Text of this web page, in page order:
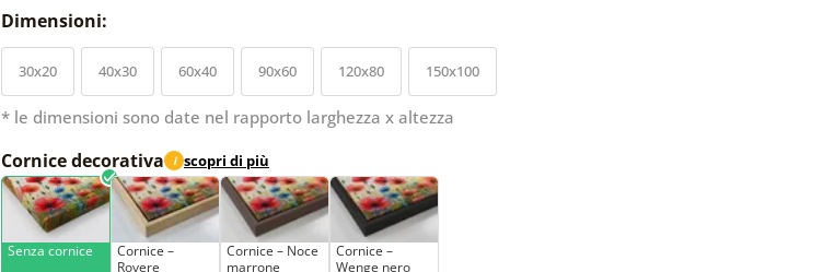
Dimensioni:
30x20 40x30 60x40 90x60 120x80 150x100
* le dimensioni sono date nel rapporto larghezza x altezza
Cornice decorativa i scopri di più
Senza cornice
Cornice –
Rovere
Cornice – Noce
marrone
Cornice –
Wenge nero